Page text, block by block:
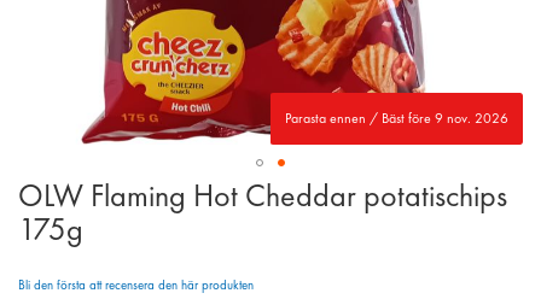
Parasta ennen / Bäst före 9 nov. 2026
Skip
to
the
of
OLW Flaming Hot Cheddar potatischips
175g
Bli den första att recensera den här produkten